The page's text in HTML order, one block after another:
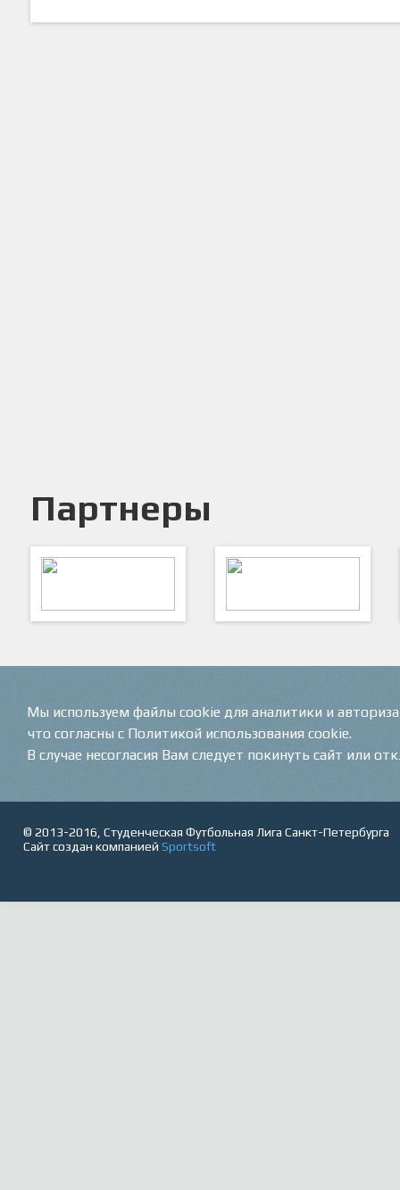
Партнеры
© 2013-2016, Студенческая Футбольная Лига Санкт-Петербурга
Сайт создан компанией Sportsoft
Мы используем файлы cookie для аналитики и
что согласны с Политикой использования cookie.
В случае несогласия Вам следует покинуть сайт или